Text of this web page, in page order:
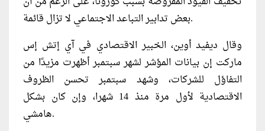
بعض تدابير التباعد الاجتماعي لا تزال قائمة.
وقال ديفيد أوين، الخبير الاقتصادي في آي إتش إس
ماركت إن بيانات المؤشر لشهر سبتمبر أظهرت مزيدًا من
التفاؤل للشركات، وشهد سبتمبر تحسن الظروف
الاقتصادية لأول مرة منذ 14 شهرا، وإن كان بشكل
هامشي.